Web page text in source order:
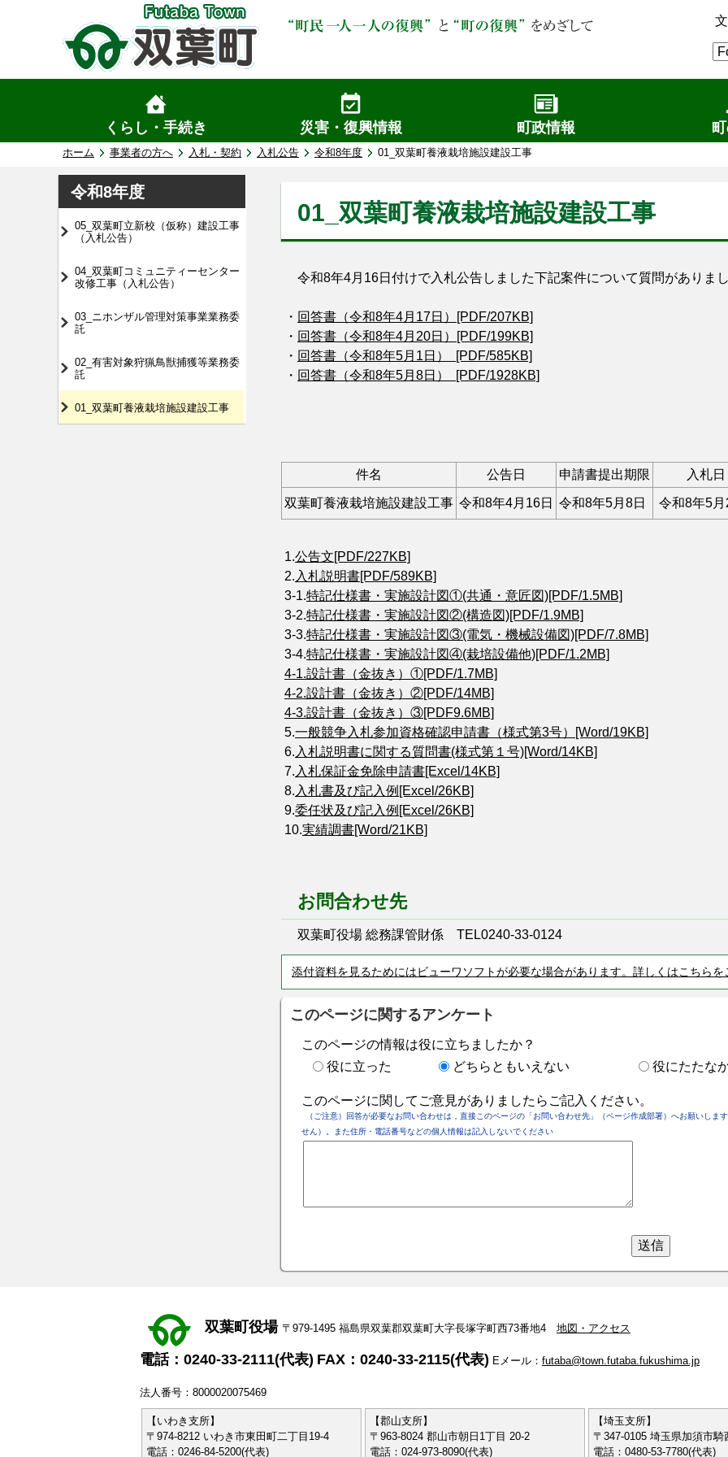
くらし・手続き 災害・復興情報 町政情報
ホーム 事業者の方へ 入札・契約 入札公告 令和8年度 01_双葉町養液栽培施設建設工事
令和8年度
05_双葉町立新校（仮称）建設工事
（入札公告）
04_双葉町コミュニティーセンター
改修工事（入札公告）
03_ニホンザル管理対策事業業務委
託
02_有害対象狩猟鳥獣捕獲等業務委
託
01_双葉町養液栽培施設建設工事
01_双葉町養液栽培施設建設工事
令和8年4月16日付けで入札公告しました下記案件について質問がありま
・ 回答書（令和8年4月17日）[PDF/207KB]
・ 回答書（令和8年4月20日）[PDF/199KB]
・ 回答書（令和8年5月1日） [PDF/585KB]
・ 回答書（令和8年5月8日） [PDF/1928KB]
件名 公告日 申請書提出期限 入札日
双葉町養液栽培施設建設工事 令和8年4月16日 令和8年5月8日 令和8年5
1.公告文[PDF/227KB]
2. 入札説明書[PDF/589KB]
3-1.特記仕様書・実施設計図①(共通・意匠図)[PDF/1.5MB]
3-2.特記仕様書・実施設計図②(構造図)[PDF/1.9MB]
3-3.特記仕様書・実施設計図③(電気・機械設備図)[PDF/7.8MB]
3-4.特記仕様書・実施設計図④(栽培設備他)[PDF/1.2MB]
4-1.設計書（金抜き）①[PDF/1.7MB]
4-2.設計書（金抜き）②[PDF/14MB]
4-3.設計書（金抜き）③[PDF9.6MB]
5.一般競争入札参加資格確認申請書（様式第3号）[Word/19KB]
6. 入札説明書に関する質問書(様式第１号)[Word/14KB]
7. 入札保証金免除申請書[Excel/14KB]
8. 入札書及び記入例[Excel/26KB]
9.委任状及び記入例[Excel/26KB]
10.実績調書[Word/21KB]
お問合わせ先
双葉町役場 総務課管財係 TEL0240-33-0124
添付資料を見るためにはビューワソフトが必要な場合があります。詳しくはこちらを
このページに関するアンケート
このページの情報は役に立ちましたか？
役に立った
どちらともいえない 役にたたな
このページに関してご意見がありましたらご記入ください。
（ご注意）回答が必要なお問い合わせは，直接このページの「お問い合わせ先」（ページ作成部署）へお願いしま
せん）。また住所・電話番号などの個人情報は記入しないでください
双葉町役場 〒979-1495 福島県双葉郡双葉町大字長塚字町西73番地4 地図・アクセス
電話：0240-33-2111(代表) FAX：0240-33-2115(代表) Eメール： futaba@town.futaba.fukushima.jp
法人番号：8000020075469
【いわき支所】
〒974-8212 いわき市東田町二丁目19-4
電話：0246-84-5200(代表)
【郡山支所】
〒963-8024 郡山市朝日1丁目 20-2
電話：024-973-8090(代表)
【埼玉支所】
〒347-0105 埼玉県加須市騎
電話：0480-53-7780(代表)